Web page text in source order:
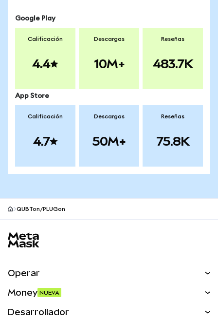
Google Play
Calificación
4.4
Descargas
10M+
Reseñas
483.7K
App Store
Calificación
4.7
Descargas
50M+
Reseñas
75.8K
QUBTon/PLUGon
Operar
Money NUEVA
Desarrollador